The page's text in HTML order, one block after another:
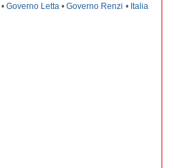
•Governo Letta •Governo Renzi • Italia